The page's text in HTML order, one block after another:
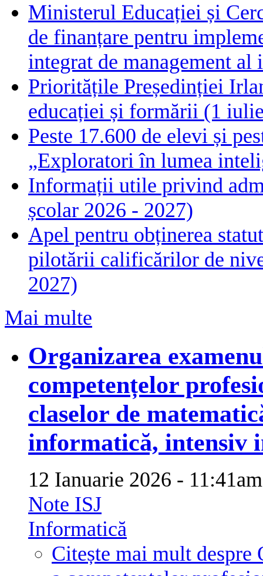
Ministerul Educației și
de finanțare pentru
integrat de management
Prioritățile Președinției
educației și formării (1
Peste 17.600 de elevi și
„Exploratori în lumea
Informații utile privind
școlar 2026 - 2027)
Apel pentru obținerea
pilotării calificărilor de
2027)
Mai multe
Organizarea
competențelor
claselor de
informatică, intensiv
12 Ianuarie 2026 -
Note ISJ
Informatică
Citește mai mult despre